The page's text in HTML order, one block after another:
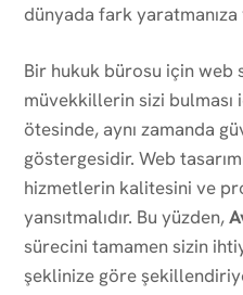
dünyada fark yaratmanıza
Bir hukuk bürosu için web
müvekkillerin sizi bulması
ötesinde, aynı zamanda
göstergesidir. Web
hizmetlerin kalitesini ve
yansıtmalıdır. Bu yüzden,
sürecini tamamen sizin
şeklinize göre